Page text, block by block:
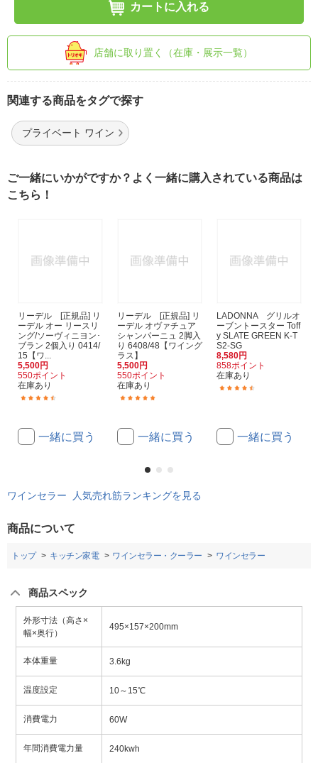
カートに入れる
店舗に取り置く（在庫・展示一覧）
関連する商品をタグで探す
プライベート ワイン
ご一緒にいかがですか？よく一緒に購入されている商品は
こちら！
リーデル [正規品] リ
ーデル オー リースリ
ング/ソーヴィニヨン･
ブラン 2個入り 0414/
15【ワ...
5,500円
550ポイント
在庫あり
一緒に買う
リーデル [正規品] リ
ーデル オヴァチュア
シャンパーニュ 2脚入
り 6408/48【ワイング
ラス】
5,500円
550ポイント
在庫あり
一緒に買う
LADONNA グリルオ
ーブントースター Toff
y SLATE GREEN K-T
S2-SG
8,580円
858ポイント
在庫あり
一緒に買う
ワインセラー 人気売れ筋ランキングを見る
商品について
トップ キッチン家電 ワインセラー・クーラー ワインセラー
商品スペック
外形寸法（高さ×
幅×奥行）
495×157×200mm
本体重量 3.6kg
温度設定 10～15℃
消費電力 60W
年間消費電力量 240kwh